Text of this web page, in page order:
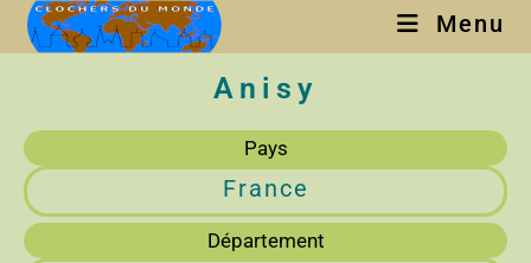
Menu
Anisy
Pays
France
Département